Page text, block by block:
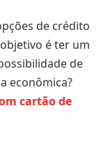
de crédito
é ter um
de
econômica?
cartão de